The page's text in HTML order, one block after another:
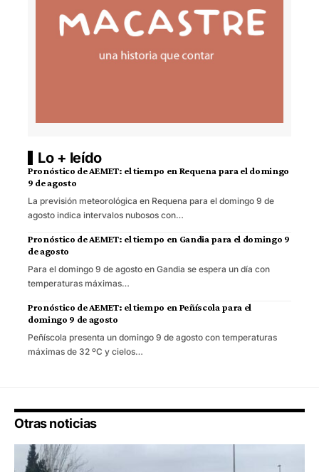
Lo + leído
Pronóstico de AEMET: el tiempo en Requena para el domingo
9 de agosto
La previsión meteorológica en Requena para el domingo 9 de
agosto indica intervalos nubosos con…
Pronóstico de AEMET: el tiempo en Gandia para el domingo 9
de agosto
Para el domingo 9 de agosto en Gandia se espera un día con
temperaturas máximas…
Pronóstico de AEMET: el tiempo en Peñíscola para el
domingo 9 de agosto
Peñíscola presenta un domingo 9 de agosto con temperaturas
máximas de 32 ºC y cielos…
Otras noticias